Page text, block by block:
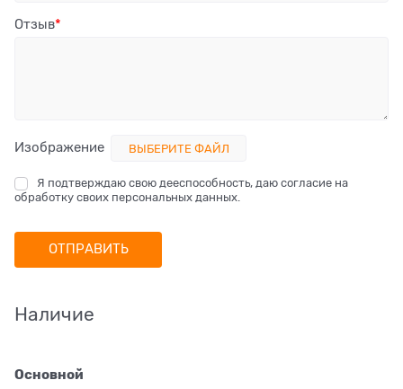
Отзыв
Изображение ВЫБЕРИТЕ ФАЙЛ
Я подтверждаю свою дееспособность, даю согласие на
обработку своих персональных данных.
Наличие
Основной